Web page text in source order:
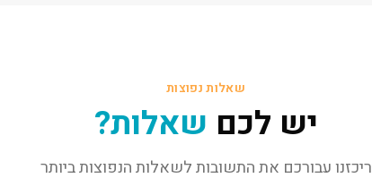
שאלות נפוצות
יש לכם שאלות?
ריכזנו עבורכם את התשובות לשאלות הנפוצות ביותר